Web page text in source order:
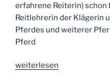
erfahrene Reiterin) schon
Reitlehrerin der Klägerin
Pferdes und weiterer
Pferd
„Ihre
weiterlesen